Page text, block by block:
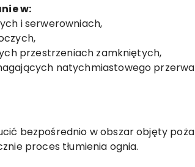
w:
i serwerowniach,
przestrzeniach zamkniętych,
natychmiastowego
bezpośrednio w obszar objęty
proces tłumienia ognia.